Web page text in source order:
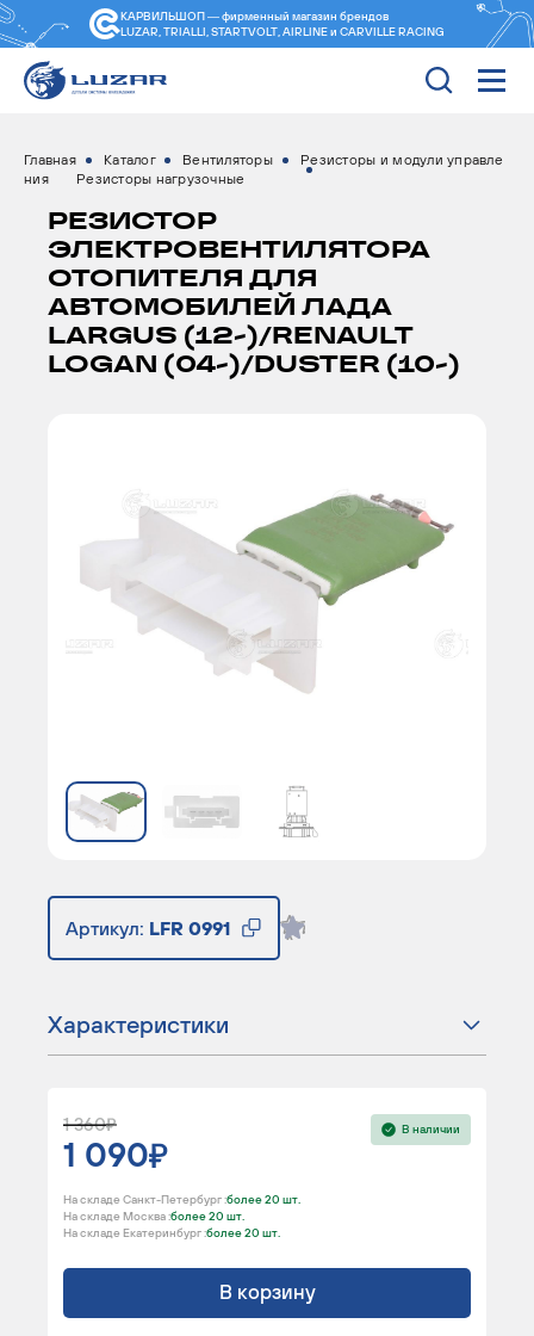
КАРВИЛЬШОП — фирменный магазин брендов
LUZAR, TRIALLI, STARTVOLT, AIRLINE и CARVILLE RACING
Главная Каталог Вентиляторы
Резисторы и модули управле
ния
Резисторы нагрузочные
РЕЗИСТОР
ЭЛЕКТРОВЕНТИЛЯТОРА
ОТОПИТЕЛЯ ДЛЯ
АВТОМОБИЛЕЙ ЛАДА
LARGUS (12-)/RENAULT
LOGAN (04-)/DUSTER (10-)
Артикул: LFR 0991
Характеристики
1 360
1 090
В наличии
На складе Санкт-Петербург :более 20 шт.
На складе Москва :более 20 шт.
На складе Екатеринбург :более 20 шт.
В корзину